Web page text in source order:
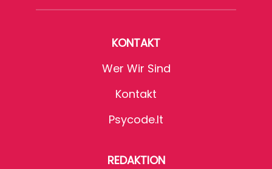
KONTAKT
Wer Wir Sind
Kontakt
Psycode.it
REDAKTION